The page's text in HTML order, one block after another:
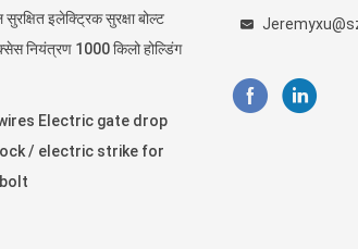
इलेक्ट्रिक सुरक्षा बोल्ट
नियंत्रण 1000 किलो होल्डिंग
Electric gate drop
/ electric strike for